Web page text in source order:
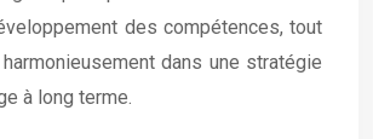
des compétences, tout
harmonieusement dans une stratégie
à long terme.